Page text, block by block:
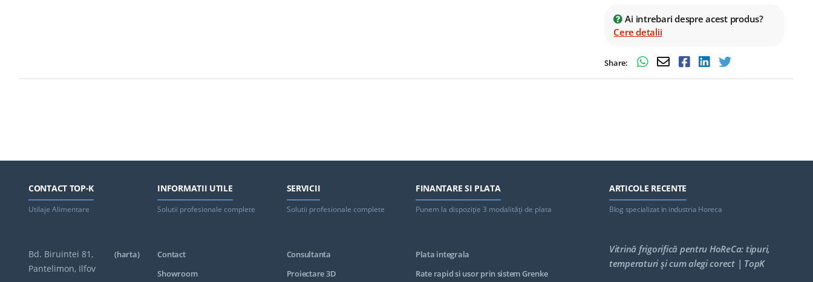
Ai intrebari despre acest produs?
Cere detalii
Share:
CONTACT TOP-K
Utilaje Alimentare
Bd. Biruintei 81,
Pantelimon, Ilfov
(harta)
INFORMATII UTILE
Solutii profesionale complete
Contact
Showroom
SERVICII
Solutii profesionale complete
Consultanta
Proiectare 3D
FINANTARE SI PLATA
Punem la dispoziţie 3 modalităţi de plata
Plata integrala
Rate rapid si usor prin sistem Grenke
ARTICOLE RECENTE
Blog specializat in industria Horeca
Vitrină frigorifică pentru HoReCa: tipuri,
temperaturi și cum alegi corect | TopK